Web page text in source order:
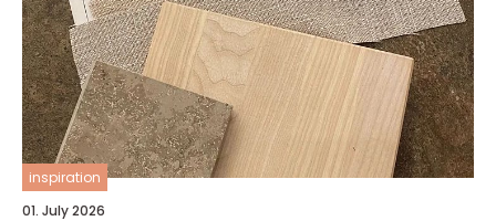
inspiration
01. July 2026